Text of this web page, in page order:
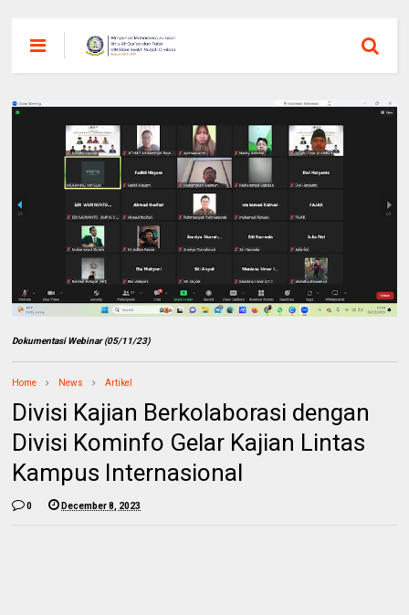
Dokumentasi Webinar (05/11/23)
Home News Artikel
Divisi Kajian Berkolaborasi dengan
Divisi Kominfo Gelar Kajian Lintas
Kampus Internasional
0 December 8, 2023